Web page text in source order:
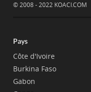
© 2008 - 2022 KOACI.COM
Pays
Côte d'Ivoire
Burkina Faso
Gabon